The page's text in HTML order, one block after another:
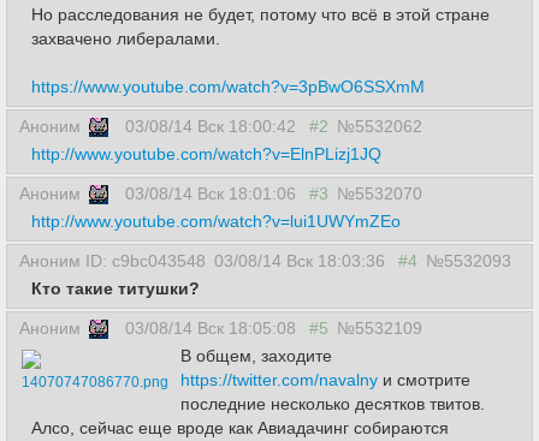
Но расследования не будет, потому что всё в этой стране
захвачено либералами.
https://www.youtube.com/watch?v=3pBwO6SSXmM
Аноним 03/08/14 Вск 18:00:42 #2 №5532062
http://www.youtube.com/watch?v=ElnPLizj1JQ
Аноним 03/08/14 Вск 18:01:06 #3 №5532070
http://www.youtube.com/watch?v=lui1UWYmZEo
Аноним ID: c9bc043548 03/08/14 Вск 18:03:36 #4 №5532093
Кто такие титушки?
Аноним 03/08/14 Вск 18:05:08 #5 №5532109
14070747086770.png
В общем, заходите
https://twitter.com/navalny и смотрите
последние несколько десятков твитов.
Алсо, сейчас еще вроде как Авиадачинг собираются